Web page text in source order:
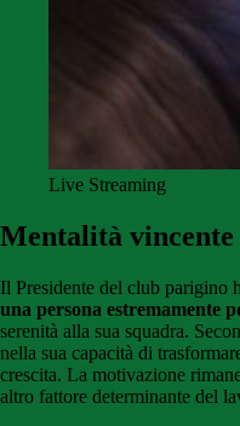
Live Streaming
Mentalità
Il Presidente del club parigino
una persona estremamente
serenità alla sua squadra.
nella sua capacità di
crescita. La motivazione
altro fattore determinante del